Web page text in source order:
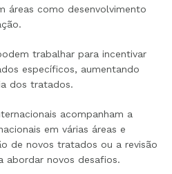
áreas como desenvolvimento
trabalhar para incentivar
específicos, aumentando
dos tratados.
acompanham a
em várias áreas e
de novos tratados ou a revisão
abordar novos desafios.